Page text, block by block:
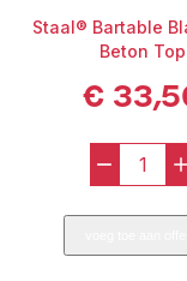
Staal® Bartable
Beton Top
€
- +